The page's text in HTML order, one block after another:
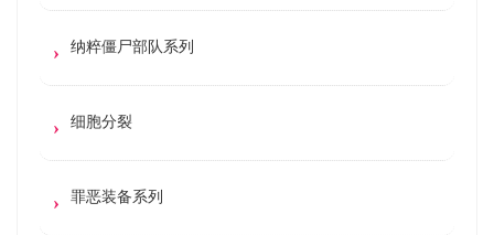
纳粹僵尸部队系列
细胞分裂
罪恶装备系列